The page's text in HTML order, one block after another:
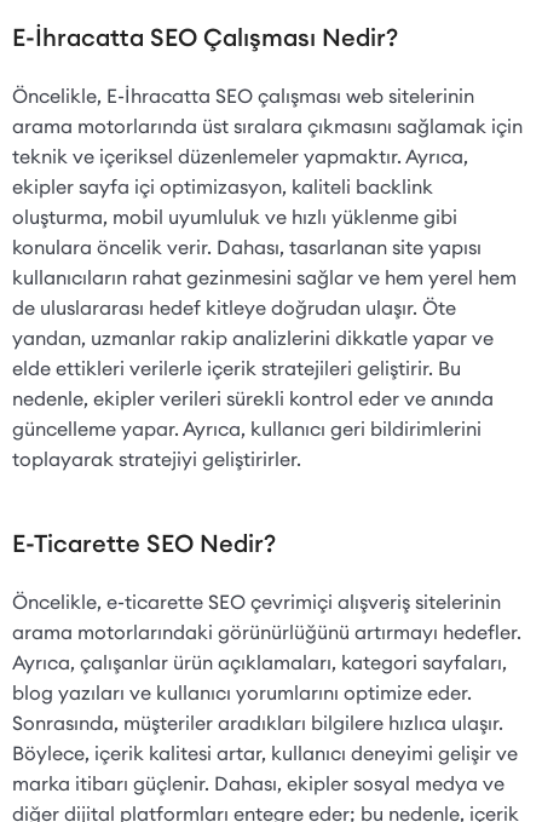
E-İhracatta SEO Çalışması Nedir?
Öncelikle, E-İhracatta SEO çalışması web sitelerinin
arama motorlarında üst sıralara çıkmasını sağlamak için
teknik ve içeriksel düzenlemeler yapmaktır. Ayrıca,
ekipler sayfa içi optimizasyon, kaliteli backlink
oluşturma, mobil uyumluluk ve hızlı yüklenme gibi
konulara öncelik verir. Dahası, tasarlanan site yapısı
kullanıcıların rahat gezinmesini sağlar ve hem yerel hem
de uluslararası hedef kitleye doğrudan ulaşır. Öte
yandan, uzmanlar rakip analizlerini dikkatle yapar ve
elde ettikleri verilerle içerik stratejileri geliştirir. Bu
nedenle, ekipler verileri sürekli kontrol eder ve anında
güncelleme yapar. Ayrıca, kullanıcı geri bildirimlerini
toplayarak stratejiyi geliştirirler.
E-Ticarette SEO Nedir?
Öncelikle, e-ticarette SEO çevrimiçi alışveriş sitelerinin
arama motorlarındaki görünürlüğünü artırmayı hedefler.
Ayrıca, çalışanlar ürün açıklamaları, kategori sayfaları,
blog yazıları ve kullanıcı yorumlarını optimize eder.
Sonrasında, müşteriler aradıkları bilgilere hızlıca ulaşır.
Böylece, içerik kalitesi artar, kullanıcı deneyimi gelişir ve
marka itibarı güçlenir. Dahası, ekipler sosyal medya ve
diğer dijital platformları entegre eder; bu nedenle, içerik